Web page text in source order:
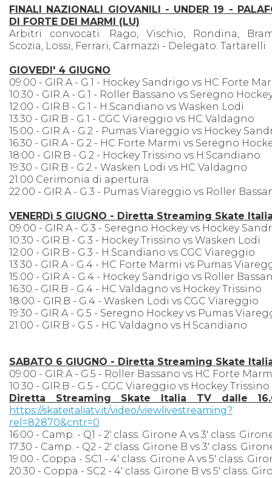
FINALI NAZIONALI GIOVANILI - UNDER 19 -
DI FORTE DEI MARMI (LU)
Arbitri convocati: Rago, Vischio, Rondina,
Scozia, Lossi, Ferrari, Carmazzi - Delegato: Tartarelli
GIOVEDI' 4 GIUGNO
09:00 - GIR.A - G.1 - Hockey Sandrigo vs HC Forte
10:30 - GIR.A - G.1 - Roller Bassano vs Seregno
12:00 - GIR.B - G.1 - H.Scandiano vs Wasken Lodi
13:30 - GIR.B - G.1 - CGC Viareggio vs HC Valdagno
15:00 - GIR.A - G.2 - Pumas Viareggio vs Hockey
16:30 - GIR.A - G.2 - HC Forte Marmi vs Seregno
18:00 - GIR.B - G.2 - Hockey Trissino vs H.Scandiano
19:30 - GIR.B - G.2 - Wasken Lodi vs HC Valdagno
21:00 Cerimonia di apertura
22:00 - GIR.A - G.3 - Pumas Viareggio vs Roller
VENERDì 5 GIUGNO - Diretta Streaming Skate
09:00 - GIR.A - G.3 - Seregno Hockey vs Hockey
10:30 - GIR.B - G.3 - Hockey Trissino vs Wasken Lodi
12:00 - GIR.B - G.3 - H.Scandiano vs CGC Viareggio
13:30 - GIR.A - G.4 - HC Forte Marmi vs Pumas
15:00 - GIR.A - G.4 - Hockey Sandrigo vs Roller
16:30 - GIR.B - G.4 - HC Valdagno vs Hockey Trissino
18:00 - GIR.B - G.4 - Wasken Lodi vs CGC Viareggio
19:30 - GIR.A - G.5 - Seregno Hockey vs Pumas
21:00 - GIR.B - G.5 - HC Valdagno vs H.Scandiano
SABATO 6 GIUGNO - Diretta Streaming Skate
09:00 - GIR.A - G.5 - Roller Bassano vs HC Forte
10:30 - GIR.B - G.5 - CGC Viareggio vs Hockey Trissino
Diretta Streaming Skate Italia TV dalle
https://skateitaliatv.it/video/viewlivestreaming?
rel=82870&cntr=0
16:00 - Camp. - Q1 - 2' class. Girone A vs 3' class.
17:30 - Camp. - Q2 - 2' class. Girone B vs 3' class.
19:00 - Coppa - SC1 - 4' class. Girone A vs 5' class.
20:30 - Coppa - SC2 - 4' class. Girone B vs 5' class.